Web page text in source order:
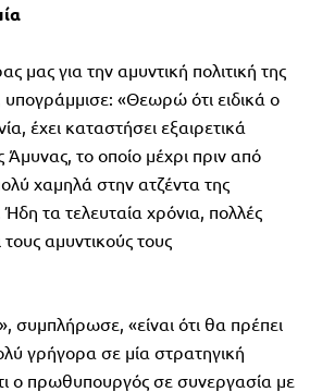
μας για την αμυντική πολιτική της
«Θεωρώ ότι ειδικά ο
έχει καταστήσει εξαιρετικά
Άμυνας, το οποίο μέχρι πριν από
χαμηλά στην ατζέντα της
τα τελευταία χρόνια, πολλές
αμυντικούς τους
συμπλήρωσε, «είναι ότι θα πρέπει
γρήγορα σε μία στρατηγική
ο πρωθυπουργός σε συνεργασία με